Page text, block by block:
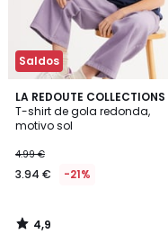
Saldos
LA REDOUTE COLLECTIONS
T-shirt de gola redonda,
motivo sol
4.99 €
3.94 € -21%
4,9
/ 5
4,9
/